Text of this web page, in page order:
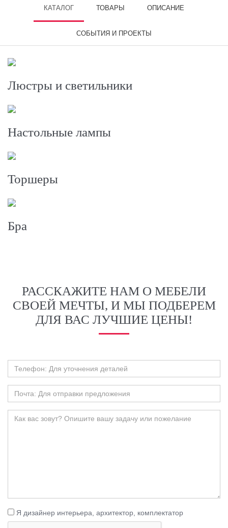
КАТАЛОГ ТОВАРЫ ОПИСАНИЕ
СОБЫТИЯ И ПРОЕКТЫ
Люстры и светильники
Настольные лампы
Торшеры
Бра
РАССКАЖИТЕ НАМ О МЕБЕЛИ
СВОЕЙ МЕЧТЫ, И МЫ ПОДБЕРЕМ
ДЛЯ ВАС ЛУЧШИЕ ЦЕНЫ!
Я дизайнер интерьера, архитектор, комплектатор